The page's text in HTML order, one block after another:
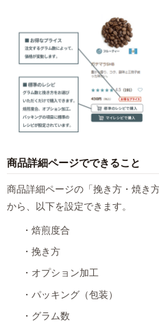
商品詳細ページでできること
商品詳細ページの「挽き方・焼き
から、以下を設定できます。
・焙煎度合
・挽き方
・オプション加工
・パッキング（包装）
・グラム数